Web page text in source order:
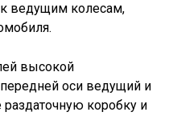
ведущим колесам,
высокой
оси ведущий и
коробку и